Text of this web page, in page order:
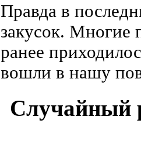
Правда в
закусок. Многие
ранее
вошли в нашу
Случайный